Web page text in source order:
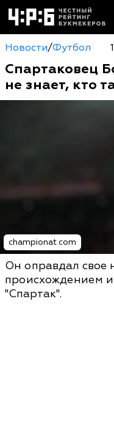
Новости/Футбол
Спартаковец
не знает, кто
championat.com
Он оправдал свое
происхождением и
"Спартак".